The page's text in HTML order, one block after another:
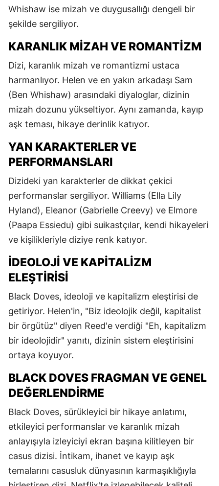
Whishaw ise mizah ve duygusallığı dengeli bir
şekilde sergiliyor.
KARANLIK MIZAH VE ROMANTIZM
Dizi, karanlık mizah ve romantizmi ustaca
harmanlıyor. Helen ve en yakın arkadaşı Sam
(Ben Whishaw) arasındaki diyaloglar, dizinin
mizah dozunu yükseltiyor. Aynı zamanda, kayıp
aşk teması, hikaye derinlik katıyor.
YAN KARAKTERLER VE
PERFORMANSLARI
Dizideki yan karakterler de dikkat çekici
performanslar sergiliyor. Williams (Ella Lily
Hyland), Eleanor (Gabrielle Creevy) ve Elmore
(Paapa Essiedu) gibi suikastçılar, kendi hikayeleri
ve kişilikleriyle diziye renk katıyor.
İDEOLOJI VE KAPITALIZM
ELEŞTIRISI
Black Doves, ideoloji ve kapitalizm eleştirisi de
getiriyor. Helen'in, "Biz ideolojik değil, kapitalist
bir örgütüz" diyen Reed'e verdiği "Eh, kapitalizm
bir ideolojidir" yanıtı, dizinin sistem eleştirisini
ortaya koyuyor.
BLACK DOVES FRAGMAN VE GENEL
DEĞERLENDIRME
Black Doves, sürükleyici bir hikaye anlatımı,
etkileyici performanslar ve karanlık mizah
anlayışıyla izleyiciyi ekran başına kilitleyen bir
casus dizisi. İntikam, ihanet ve kayıp aşk
temalarını casusluk dünyasının karmaşıklığıyla